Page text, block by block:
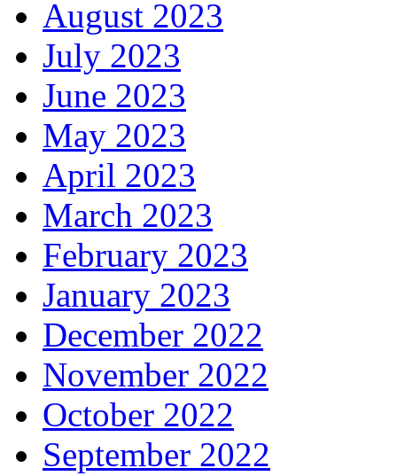
August 2023
July 2023
June 2023
May 2023
April 2023
March 2023
February 2023
January 2023
December 2022
November 2022
October 2022
September 2022